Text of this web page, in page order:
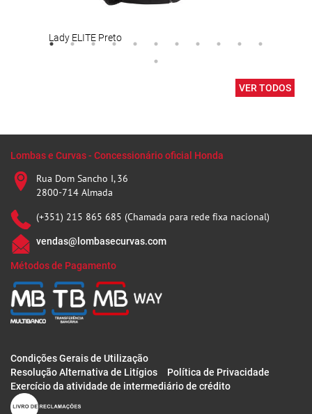
Lady ELITE Preto
VER TODOS
Lombas e Curvas - Concessionário oficial Honda
Rua Dom Sancho I, 36
2800-714 Almada
(+351) 215 865 685 (Chamada para rede fixa nacional)
vendas@lombasecurvas.com
Métodos de Pagamento
Condições Gerais de Utilização
Resolução Alternativa de Litígios
Política de Privacidade
Exercício da atividade de intermediário de crédito